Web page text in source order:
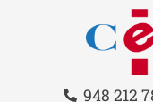
Teléfono:
948 212